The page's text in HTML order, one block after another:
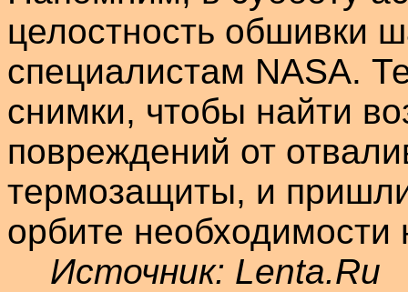
целостность обшивки
специалистам NASA.
снимки, чтобы найти
повреждений от
термозащиты, и
орбите необходимости
Источник: Lenta.Ru